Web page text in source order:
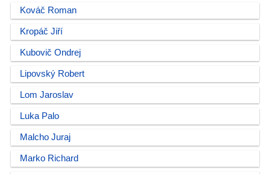
Kováč Roman
Kropáč Jiří
Kubovič Ondrej
Lipovský Robert
Lom Jaroslav
Luka Palo
Malcho Juraj
Marko Richard